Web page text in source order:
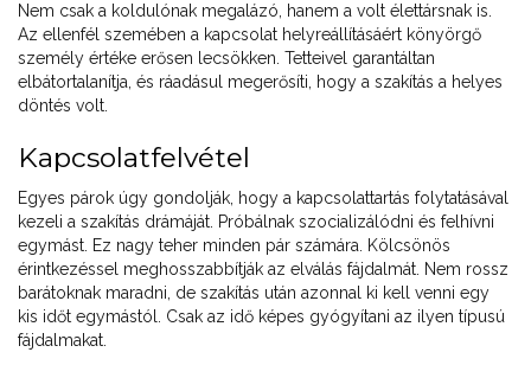
Nem csak a koldulónak megalázó, hanem a volt élettársnak is.
Az ellenfél szemében a kapcsolat helyreállításáért könyörgő
személy értéke erősen lecsökken. Tetteivel garantáltan
elbátortalanítja, és ráadásul megerősíti, hogy a szakítás a helyes
döntés volt.
Kapcsolatfelvétel
Egyes párok úgy gondolják, hogy a kapcsolattartás folytatásával
kezeli a szakítás drámáját. Próbálnak szocializálódni és felhívni
egymást. Ez nagy teher minden pár számára. Kölcsönös
érintkezéssel meghosszabbítják az elválás fájdalmát. Nem rossz
barátoknak maradni, de szakítás után azonnal ki kell venni egy
kis időt egymástól. Csak az idő képes gyógyítani az ilyen típusú
fájdalmakat.